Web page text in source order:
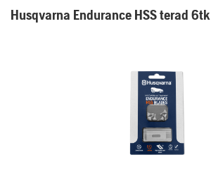
Husqvarna Endurance HSS terad 6tk